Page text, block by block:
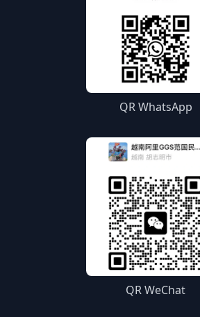
QR WhatsApp
QR WeChat